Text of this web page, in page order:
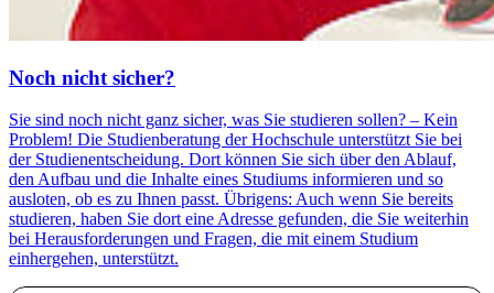
Noch nicht si­cher?
Sie sind noch nicht ganz sicher, was Sie studieren sollen? – Kein
Problem! Die Studienberatung der Hochschule unterstützt Sie bei
der Studienentscheidung. Dort können Sie sich über den Ablauf,
den Aufbau und die Inhalte eines Studiums informieren und so
ausloten, ob es zu Ihnen passt. Übrigens: Auch wenn Sie bereits
studieren, haben Sie dort eine Adresse gefunden, die Sie weiterhin
bei Herausforderungen und Fragen, die mit einem Studium
einhergehen, unterstützt.